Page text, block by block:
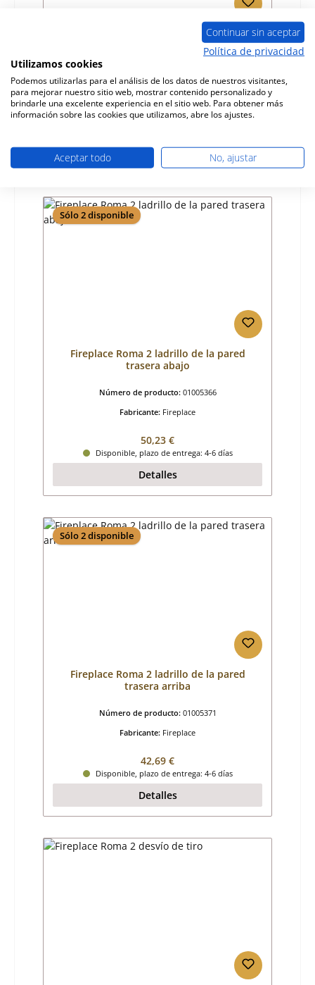
Fireplace Roma 2 junta de la puerta
Fabricante:Fireplace
Precio normal:
60,39 €
Detalles
Sólo 2 disponible
Fireplace Roma 2 ladrillo de la pared
trasera abajo
Número de producto: 01005366
Fabricante: Fireplace
Precio normal:
50,23 €
Disponible, plazo de entrega: 4-6 días
Detalles
Sólo 2 disponible
Fireplace Roma 2 ladrillo de la pared
trasera arriba
Número de producto: 01005371
Fabricante: Fireplace
Precio normal:
42,69 €
Disponible, plazo de entrega: 4-6 días
Detalles
Continuar sin aceptar
Política de privacidad
Utilizamos cookies
Podemos utilizarlas para el análisis de los datos de nuestros visitantes,
para mejorar nuestro sitio web, mostrar contenido personalizado y
brindarle una excelente experiencia en el sitio web. Para obtener más
información sobre las cookies que utilizamos, abre los ajustes.
Aceptar todo No, ajustar